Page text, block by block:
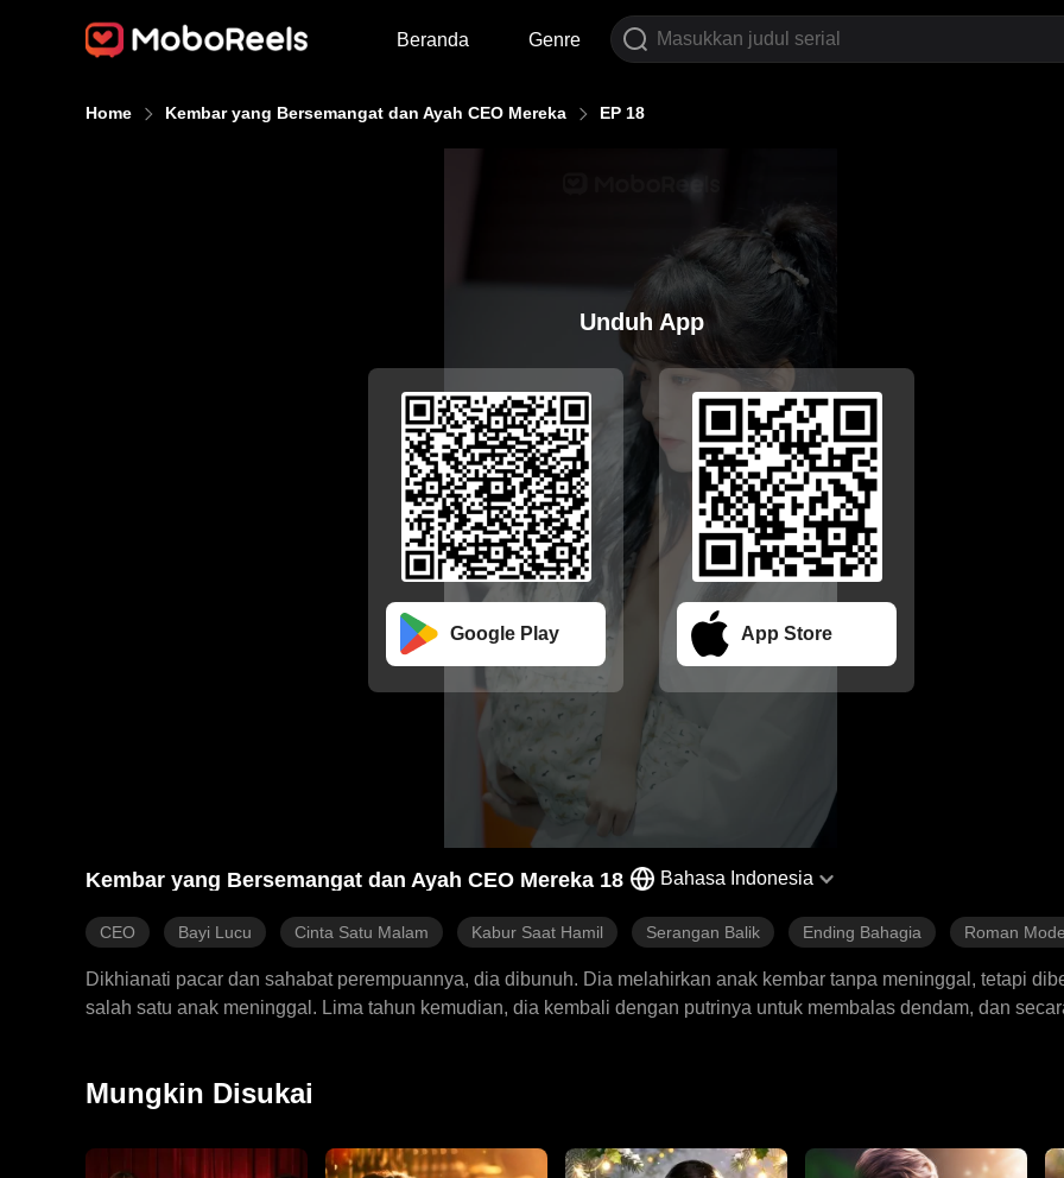
Beranda Genre
Home Kembar yang Bersemangat dan Ayah CEO Mereka EP 18
Unduh App
Google Play App Store
Kembar yang Bersemangat dan Ayah CEO Mereka 18 Bahasa Indonesia
CEO Bayi Lucu Cinta Satu Malam Kabur Saat Hamil Serangan Balik Ending Bahagia Roman
Dikhianati pacar dan sahabat perempuannya, dia dibunuh. Dia melahirkan anak kembar tanpa meninggal, tetapi
salah satu anak meninggal. Lima tahun kemudian, dia kembali dengan putrinya untuk membalas dendam, dan
Mungkin Disukai